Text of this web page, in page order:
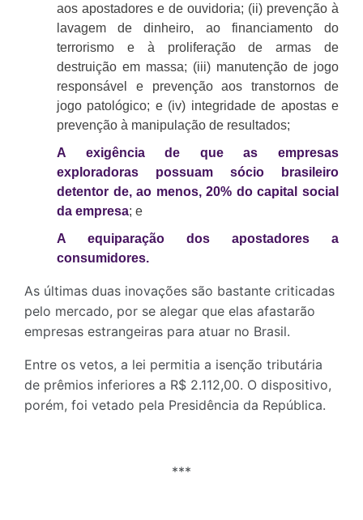
aos apostadores e de ouvidoria; (ii) prevenção à
lavagem de dinheiro, ao financiamento do
terrorismo e à proliferação de armas de
destruição em massa; (iii) manutenção de jogo
responsável e prevenção aos transtornos de
jogo patológico; e (iv) integridade de apostas e
prevenção à manipulação de resultados;
A exigência de que as empresas
exploradoras possuam sócio brasileiro
detentor de, ao menos, 20% do capital social
da empresa; e
A equiparação dos apostadores a
consumidores.
As últimas duas inovações são bastante criticadas
pelo mercado, por se alegar que elas afastarão
empresas estrangeiras para atuar no Brasil.
Entre os vetos, a lei permitia a isenção tributária
de prêmios inferiores a R$ 2.112,00. O dispositivo,
porém, foi vetado pela Presidência da República.
***